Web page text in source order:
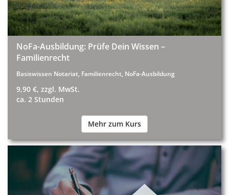
NoFa-Ausbildung: Prüfe Dein Wissen –
Familienrecht
Basiswissen Notariat, Familienrecht, NoFa-Ausbildung
9,90 €, zzgl. MwSt.
ca. 2 Stunden
Mehr zum Kurs